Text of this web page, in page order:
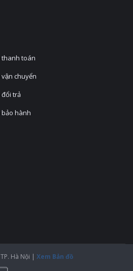
thanh toán
chuyển
đổi trả
hành
Hà Nội | Xem Bản đồ